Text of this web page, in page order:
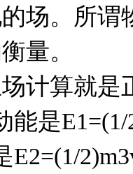
场。所谓
量。
计算就是
能是
E2=(1/